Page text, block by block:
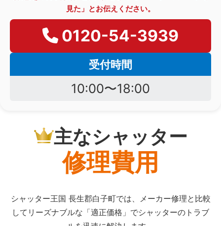
見た」とお伝えください。
0120-54-3939
受付時間
10:00〜18:00
主なシャッター
修理費用
シャッター王国 長生郡白子町では、メーカー修理と比較
してリーズナブルな「適正価格」でシャッターのトラブ